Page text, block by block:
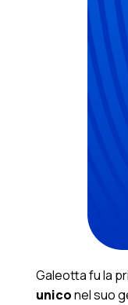
Galeotta fu la
uniconel suo